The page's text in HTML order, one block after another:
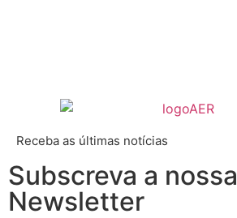
Receba as últimas notícias
Subscreva a nossa
Newsletter